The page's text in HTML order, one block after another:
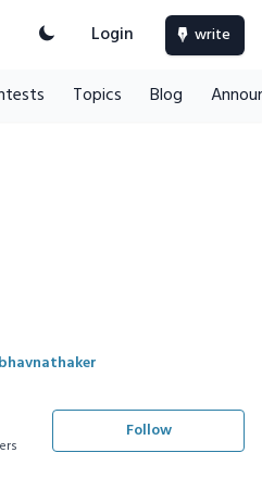
Login write
Topics Blog
Follow